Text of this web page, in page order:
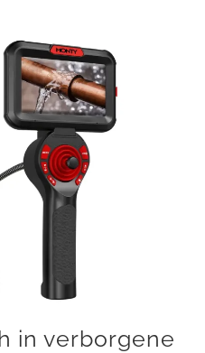
in verborgene